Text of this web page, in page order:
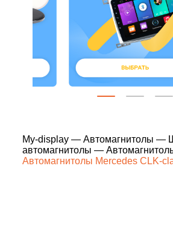
My-display — Автомагнитолы —
автомагнитолы —
Автомагнитолы Mercedes CLK-